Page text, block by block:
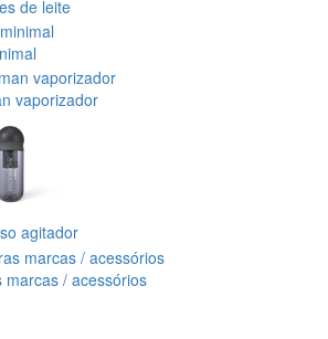
vaporizador
agitador
marcas / acessórios